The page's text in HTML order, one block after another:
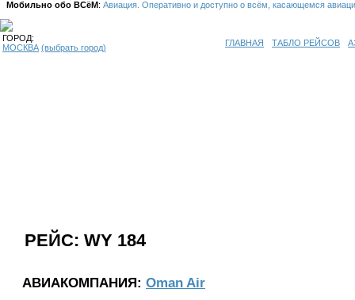
Мобильно обо ВСёМ: Авиация. Оперативно и доступно о всём, касающемся
ГОРОД:
МОСКВА (выбрать город) ГЛАВНАЯ ТАБЛО РЕЙСОВ
РЕЙС: WY 184
АВИАКОМПАНИЯ: Oman Air